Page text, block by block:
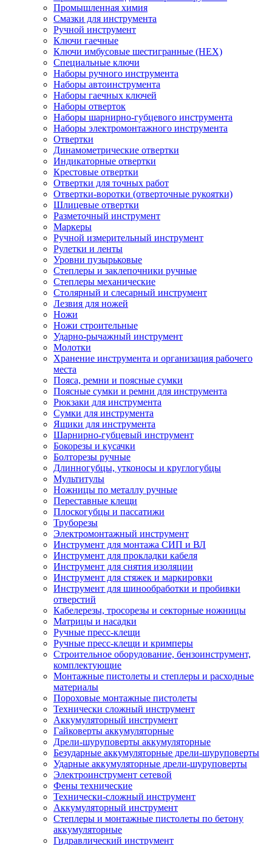
Промышленная химия
Смазки для инструмента
Ручной инструмент
Ключи гаечные
Ключи имбусовые шестигранные (HEX)
Специальные ключи
Наборы ручного инструмента
Наборы автоинструмента
Наборы гаечных ключей
Наборы отверток
Наборы шарнирно-губцевого инструмента
Наборы электромонтажного инструмента
Отвертки
Динамометрические отвертки
Индикаторные отвертки
Крестовые отвертки
Отвертки для точных работ
Отвертки-воротки (отверточные рукоятки)
Шлицевые отвертки
Разметочный инструмент
Маркеры
Ручной измерительный инструмент
Рулетки и ленты
Уровни пузырьковые
Степлеры и заклепочники ручные
Степлеры механические
Столярный и слесарный инструмент
Лезвия для ножей
Ножи
Ножи строительные
Ударно-рычажный инструмент
Молотки
Хранение инструмента и организация рабочего
места
Пояса, ремни и поясные сумки
Поясные сумки и ремни для инструмента
Рюкзаки для инструмента
Сумки для инструмента
Ящики для инструмента
Шарнирно-губцевый инструмент
Бокорезы и кусачки
Болторезы ручные
Длинногубцы, утконосы и круглогубцы
Мультитулы
Ножницы по металлу ручные
Переставные клещи
Плоскогубцы и пассатижи
Труборезы
Электромонтажный инструмент
Инструмент для монтажа СИП и ВЛ
Инструмент для прокладки кабеля
Инструмент для снятия изоляции
Инструмент для стяжек и маркировки
Инструмент для шинообработки и пробивки
отверстий
Кабелерезы, тросорезы и секторные ножницы
Матрицы и насадки
Ручные пресс-клещи
Ручные пресс-клещи и кримперы
Строительное оборудование, бензоинструмент,
комплектующие
Монтажные пистолеты и степлеры и расходные
материалы
Пороховые монтажные пистолеты
Технически сложный инструмент
Аккумуляторный инструмент
Гайковерты аккумуляторные
Дрели-шуруповерты аккумуляторные
Безударные аккумуляторные дрели-шуруповерты
Ударные аккумуляторные дрели-шуруповерты
Электроинструмент сетевой
Фены технические
Технически-сложный инструмент
Аккумуляторный инструмент
Степлеры и монтажные пистолеты по бетону
аккумуляторные
Гидравлический инструмент